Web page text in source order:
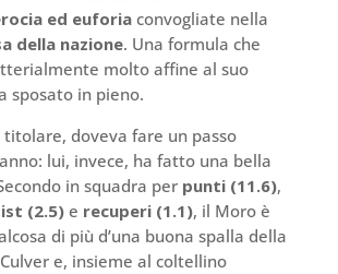
ed euforiaconvogliate nella
della nazione. Una formula che
molto affine al suo
sposato in pieno.
titolare, doveva fare un passo
lui, invece, ha fatto una bella
in squadra per punti (11.6),
(2.5)e recuperi (1.1), il Moro è
di più d’una buona spalla della
e, insieme al coltellino